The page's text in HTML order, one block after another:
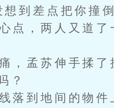
到差点把你撞
，两人又道了
孟苏伸手揉了
？
到地间的物件